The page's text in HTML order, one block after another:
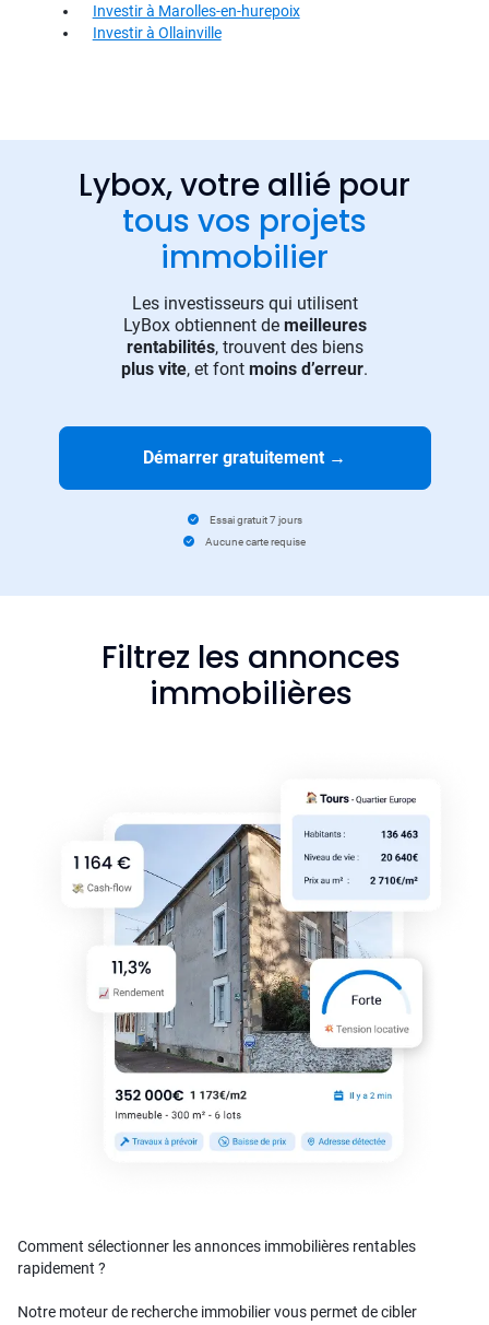
Investir à Marolles-en-hurepoix
Investir à Ollainville
Lybox, votre allié pour
tous vos projets
immobilier
Les investisseurs qui utilisent
LyBox obtiennent de meilleures
rentabilités, trouvent des biens
plus vite, et font moins d’erreur.
Démarrer gratuitement →
Essai gratuit 7 jours
Aucune carte requise
Filtrez les annonces
immobilières
Comment sélectionner les annonces immobilières rentables
rapidement ?
Notre moteur de recherche immobilier vous permet de cibler